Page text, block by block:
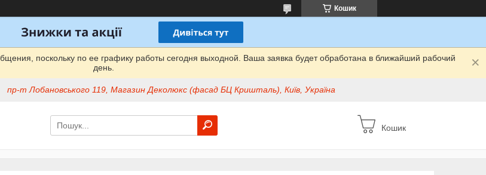
Кошик
поскольку по ее графику работы сегодня выходной. Ваша заявка будет обработана в ближайший рабочий
день.
пр-т Лобановського 119, Магазин Деколюкс (фасад БЦ Кришталь), Київ, Україна
Кошик